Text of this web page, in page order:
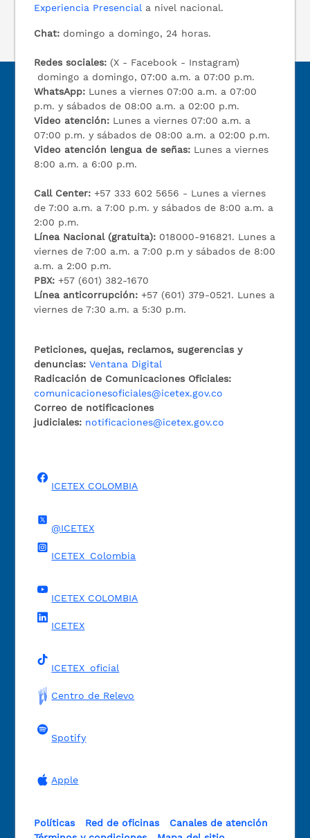
Experiencia Presencial a nivel nacional.
Chat: domingo a domingo, 24 horas.
Redes sociales: (X - Facebook - Instagram)
domingo a domingo, 07:00 a.m. a 07:00 p.m.
WhatsApp: Lunes a viernes 07:00 a.m. a 07:00
p.m. y sábados de 08:00 a.m. a 02:00 p.m.
Video atención: Lunes a viernes 07:00 a.m. a
07:00 p.m. y sábados de 08:00 a.m. a 02:00 p.m.
Video atención lengua de señas: Lunes a viernes
8:00 a.m. a 6:00 p.m.
Call Center:+57 333 602 5656 - Lunes a viernes
de 7:00 a.m. a 7:00 p.m. y sábados de 8:00 a.m. a
2:00 p.m.
Línea Nacional (gratuita): 018000-916821. Lunes a
viernes de 7:00 a.m. a 7:00 p.m y sábados de 8:00
a.m. a 2:00 p.m.
PBX:+57 (601) 382-1670
Línea anticorrupción:+57 (601) 379-0521. Lunes a
viernes de 7:30 a.m. a 5:30 p.m.
Peticiones, quejas, reclamos, sugerencias y
denuncias: Ventana Digital
Radicación de Comunicaciones Oficiales:
comunicacionesoficiales@icetex.gov.co
Correo de notificaciones
judiciales: notificaciones@icetex.gov.co
ICETEX COLOMBIA
@ICETEX
ICETEX_Colombia
ICETEX COLOMBIA
ICETEX
ICETEX_oficial
Centro de Relevo
Spotify
Apple
Políticas Red de oficinas
Canales de atención